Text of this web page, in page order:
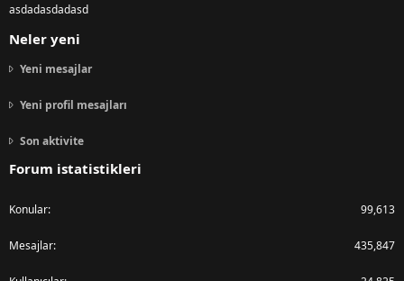
asdadasdadasd
Neler yeni
Yeni mesajlar
Yeni profil mesajları
Son aktivite
Forum istatistikleri
Konular 99,613
Mesajlar 435,847